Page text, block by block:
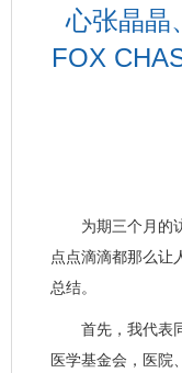
心张晶晶
FOX
为期三个月的访
点点滴滴都那么让
总结。
首先，我代表同
医学基金会，医院